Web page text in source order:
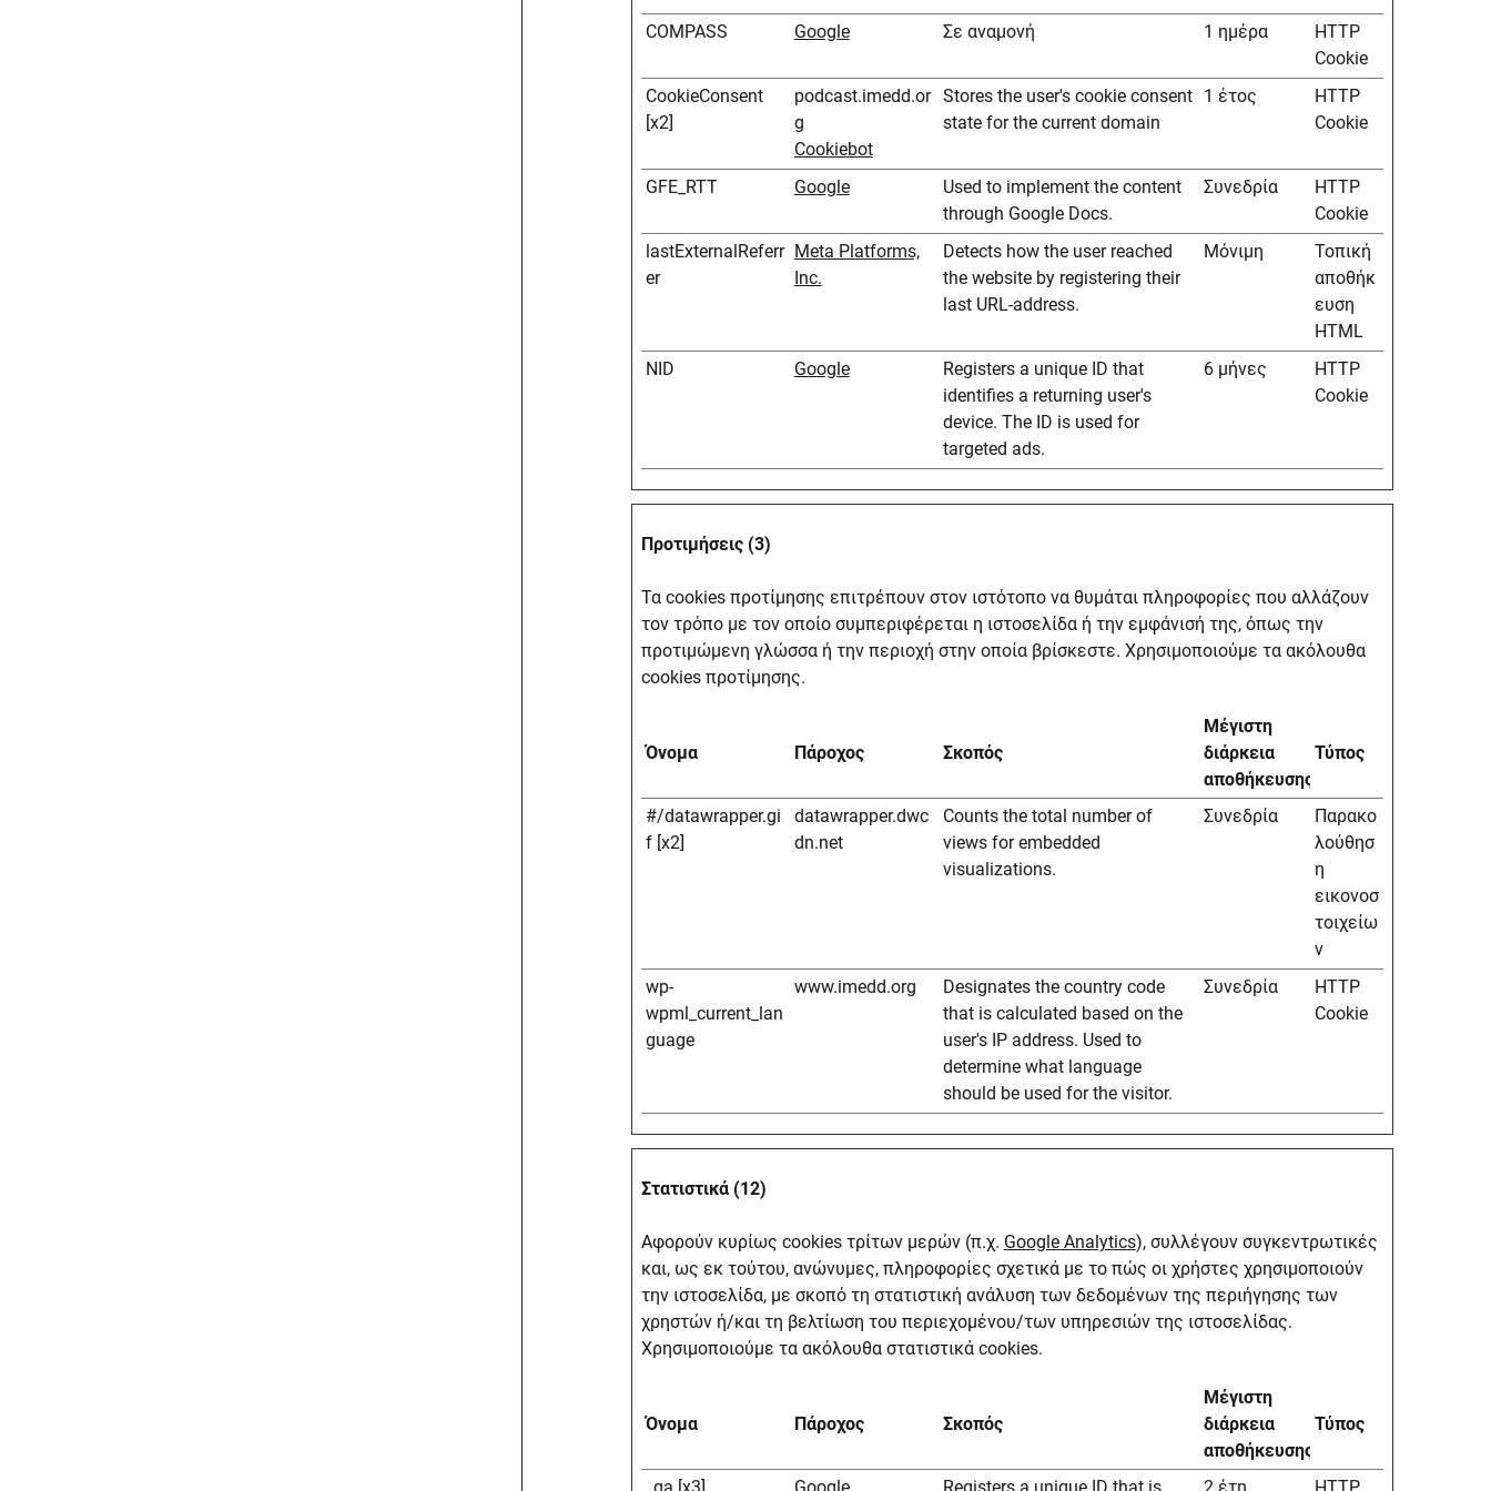
COMPASS
Google Σε αναμονή 1 ημέρα
HTTP
Cookie
CookieConsent
[x2]
podcast.imedd.or
g
Cookiebot
Stores the user's cookie consent
state for the current domain
1 έτος
HTTP
Cookie
GFE_RTT Google
Used to implement the content
through Google Docs.
Συνεδρία
HTTP
Cookie
lastExternalReferr
er
Meta Platforms,
Inc.
Detects how the user reached
the website by registering their
last URL-address.
Μόνιμη
Τοπική
αποθήκ
ευση
HTML
NID
Google
Registers a unique ID that
identifies a returning user's
device. The ID is used for
targeted ads.
6 μήνες
HTTP
Cookie
Προτιμήσεις (3)
Τα cookies προτίμησης επιτρέπουν στον ιστότοπο να θυμάται πληροφορίες που αλλάζουν
τον τρόπο με τον οποίο συμπεριφέρεται η ιστοσελίδα ή την εμφάνισή της, όπως την
προτιμώμενη γλώσσα ή την περιοχή στην οποία βρίσκεστε. Χρησιμοποιούμε τα ακόλουθα
cookies προτίμησης.
Όνομα Πάροχος Σκοπός
Μέγιστη
διάρκεια
αποθήκευσης
Τύπος
#/datawrapper.gi
f [x2]
datawrapper.dwc
dn.net
Counts the total number of
views for embedded
visualizations.
Συνεδρία
Παρακο
λούθησ
η
εικονοσ
τοιχείω
ν
wp-
wpml_current_lan
guage
www.imedd.org
Designates the country code
that is calculated based on the
user's IP address. Used to
determine what language
should be used for the visitor.
Συνεδρία
HTTP
Cookie
Στατιστικά (12)
Αφορούν κυρίως cookies τρίτων μερών (π.χ. Google Analytics), συλλέγουν συγκεντρωτικές
και, ως εκ τούτου, ανώνυμες, πληροφορίες σχετικά με το πώς οι χρήστες χρησιμοποιούν
την ιστοσελίδα, με σκοπό τη στατιστική ανάλυση των δεδομένων της περιήγησης των
χρηστών ή/και τη βελτίωση του περιεχομένου/των υπηρεσιών της ιστοσελίδας.
Χρησιμοποιούμε τα ακόλουθα στατιστικά cookies.
Όνομα Πάροχος Σκοπός
Μέγιστη
διάρκεια
αποθήκευσης
Τύπος